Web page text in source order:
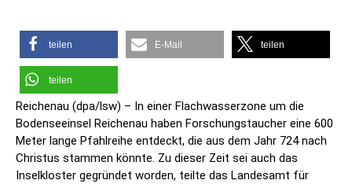
teilen E-Mail teilen
teilen
Reichenau (dpa/lsw) – In einer Flachwasserzone um die
Bodenseeinsel Reichenau haben Forschungstaucher eine 600
Meter lange Pfahlreihe entdeckt, die aus dem Jahr 724 nach
Christus stammen könnte. Zu dieser Zeit sei auch das
Inselkloster gegründet worden, teilte das Landesamt für